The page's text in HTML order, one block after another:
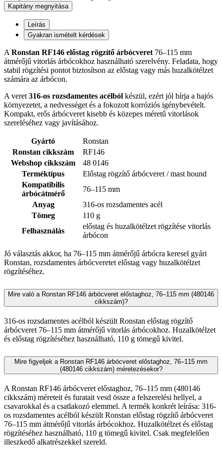
Kapitány megnyitása
Leírás
Gyakran ismételt kérdések
ARonstan RF146 előstag rögzítő árbócveret76–115 mm
átmérőjű vitorlás árbócokhoz használható szerelvény. Feladata, hogy
stabil rögzítési pontot biztosítson az előstag vagy más huzalkötélzet
számára az árbócon.
A veret316-os rozsdamentes acélból készül, ezért jól bírja a hajós
környezetet, a nedvességet és a fokozott korróziós igénybevételt.
Kompakt, erős árbócveret kisebb és közepes méretű vitorlások
szereléséhez vagy javításához.
Gyártó
Ronstan
Ronstan cikkszám
RF146
Webshop cikkszám
48 0146
Terméktípus
Előstag rögzítő árbócveret / mast hound
Kompatibilis
árbócátmérő
76–115 mm
Anyag
316-os rozsdamentes acél
Tömeg
110 g
Felhasználás
előstag és huzalkötélzet rögzítése vitorlás
árbócon
Jó választás akkor, ha 76–115 mm átmérőjű árbócra keresel gyári
Ronstan, rozsdamentes árbócveretet előstag vagy huzalkötélzet
rögzítéséhez.
Mire való a Ronstan RF146 árbócveret előstaghoz, 76–115 mm (480146
cikkszám)?
316-os rozsdamentes acélból készült Ronstan előstag rögzítő
árbócveret 76–115 mm átmérőjű vitorlás árbócokhoz. Huzalkötélzet
és előstag rögzítéséhez használható, 110 g tömegű kivitel.
Mire figyeljek a Ronstan RF146 árbócveret előstaghoz, 76–115 mm
(480146 cikkszám) méretezésekor?
A Ronstan RF146 árbócveret előstaghoz, 76–115 mm (480146
cikkszám) méreteit és furatait vesd össze a felszerelési hellyel, a
csavarokkal és a csatlakozó elemmel. A termék konkrét leírása: 316-
os rozsdamentes acélból készült Ronstan előstag rögzítő árbócveret
76–115 mm átmérőjű vitorlás árbócokhoz. Huzalkötélzet és előstag
rögzítéséhez használható, 110 g tömegű kivitel. Csak megfelelően
illeszkedő alkatrészekkel szereld.